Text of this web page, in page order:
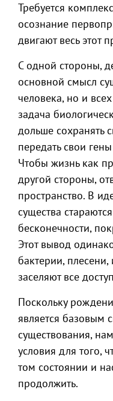
Требуется
осознание
двигают весь этот
С одной стороны,
основной смысл
человека, но и
задача
дольше сохранять
передать свои
Чтобы жизнь как
другой стороны,
пространство. В
существа
бесконечности,
Этот вывод
бактерии,
заселяют все
Поскольку
является базовым
существования,
условия для того,
том состоянии и
продолжить.